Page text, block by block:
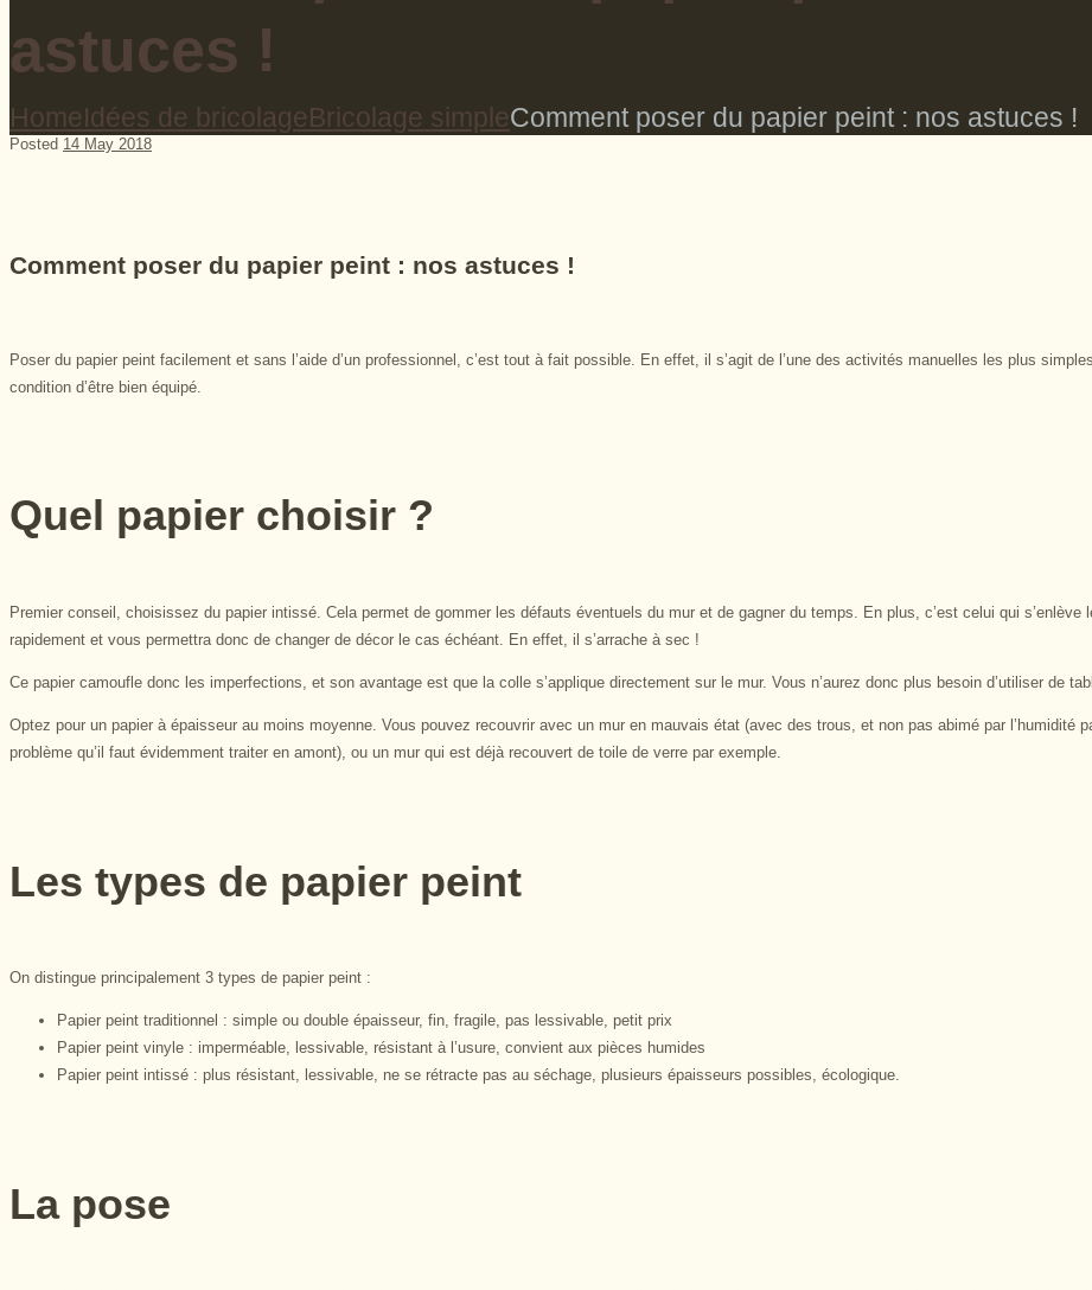
astuces !
HomeIdées de bricolageBricolage simpleComment poser du papier peint : nos astuces !
Posted 14 May 2018
Comment poser du papier peint : nos astuces !
Poser du papier peint facilement et sans l’aide d’un professionnel, c’est tout à fait possible. En effet, il s’agit de l’une des activités manuelles les plus
condition d’être bien équipé.
Quel papier choisir ?
Premier conseil, choisissez du papier intissé. Cela permet de gommer les défauts éventuels du mur et de gagner du temps. En plus, c’est celui qui s’enlève
rapidement et vous permettra donc de changer de décor le cas échéant. En effet, il s’arrache à sec !
Ce papier camoufle donc les imperfections, et son avantage est que la colle s’applique directement sur le mur. Vous n’aurez donc plus besoin d’utiliser de
Optez pour un papier à épaisseur au moins moyenne. Vous pouvez recouvrir avec un mur en mauvais état (avec des trous, et non pas abimé par l’humidité
problème qu’il faut évidemment traiter en amont), ou un mur qui est déjà recouvert de toile de verre par exemple.
Les types de papier peint
On distingue principalement 3 types de papier peint :
Papier peint traditionnel : simple ou double épaisseur, fin, fragile, pas lessivable, petit prix
Papier peint vinyle : imperméable, lessivable, résistant à l’usure, convient aux pièces humides
Papier peint intissé : plus résistant, lessivable, ne se rétracte pas au séchage, plusieurs épaisseurs possibles, écologique.
La pose